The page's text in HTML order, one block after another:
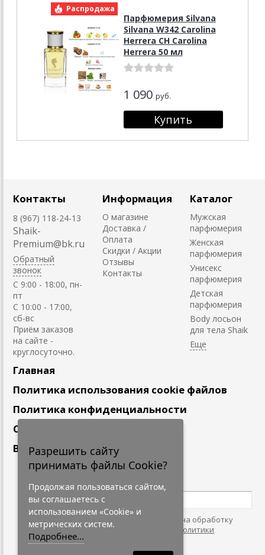
Распродажа
Парфюмерия Silvana
Silvana W342 Carolina
Herrera CH Carolina
Herrera 50 мл
1 090 руб.
Контакты
8 (967) 118-24-13
Shaik-
Premium@bk.ru
Обратный
звонок
C 9:00 - 18:00, пн-
пт
С 10:00 - 17:00,
сб-вс
Приём заказов
на сайте -
круглосуточно.
Информация
О магазине
Доставка /
Оплата
Скидки / Акции
Отзывы
Контакты
Каталог
Мужская
парфюмерия
Женская
парфюмерия
Унисекс
парфюмерия
Детская
парфюмерия
Body лосьон
для тела Shaik
Главная
Политика использования cookie файлов
Политика конфиденциальности
Сотрудничество
Вакансии
Подпишитесь
Нажимая на кнопку, я даю согласие на обработку
персональных данных. С условиями
"Политики
Конфидециальности"
Разрешить сайту
принимать файлы Cookie?
Продолжая пользоваться сайтом,
вы соглашаетесь с
использованием «Cookie» и
метрических систем.
Подробнее...